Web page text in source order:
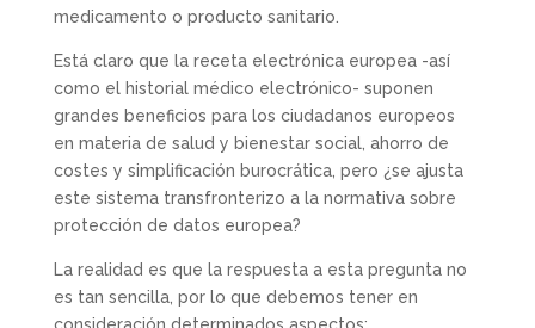
medicamento o producto sanitario.
Está claro que la receta electrónica europea -así
como el historial médico electrónico- suponen
grandes beneficios para los ciudadanos europeos
en materia de salud y bienestar social, ahorro de
costes y simplificación burocrática, pero ¿se ajusta
este sistema transfronterizo a la normativa sobre
protección de datos europea?
La realidad es que la respuesta a esta pregunta no
es tan sencilla, por lo que debemos tener en